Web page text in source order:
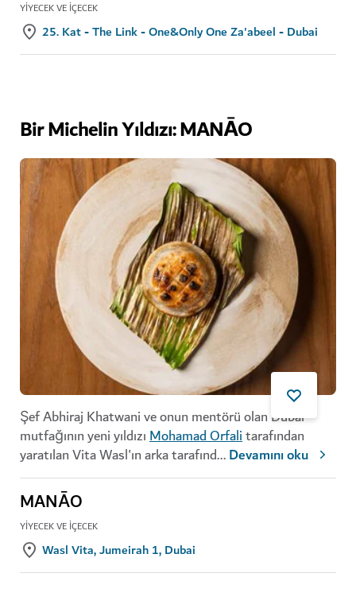
YIYECEK VE İÇECEK
25. Kat - The Link - One&Only One Za'abeel - Dubai
Bir Michelin Yıldızı: MANĀO
Şef Abhiraj Khatwani ve onun mentörü olan Dubai
mutfağının yeni yıldızıMohamad Orfalitarafından
yaratılan Vita Wasl'ın arka tarafınd...Devamını oku
MANĀO
YIYECEK VE İÇECEK
Wasl Vita, Jumeirah 1, Dubai